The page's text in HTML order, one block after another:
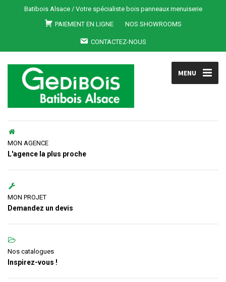
Batibois Alsace / Votre spécialiste bois panneaux menuiserie
PAIEMENT EN LIGNE
NOS SHOWROOMS
CONTACTEZ-NOUS
MENU
MON AGENCE
L'agence la plus proche
MON PROJET
Demandez un devis
Nos catalogues
Inspirez-vous !